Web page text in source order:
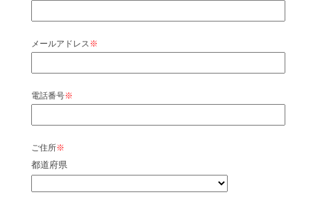
メールアドレス※
電話番号※
ご住所※
都道府県